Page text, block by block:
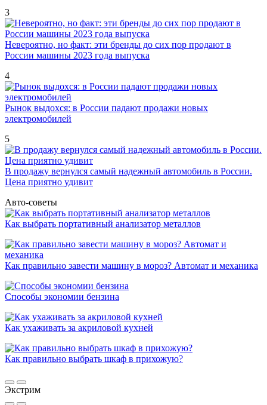
3
Невероятно, но факт: эти бренды до сих пор продают в
России машины 2023 года выпуска
4
Рынок выдохся: в России падают продажи новых
электромобилей
5
В продажу вернулся самый надежный автомобиль в России.
Цена приятно удивит
Авто-советы
Как выбрать портативный анализатор металлов
Как правильно завести машину в мороз? Автомат и механика
Способы экономии бензина
Как ухаживать за акриловой кухней
Как правильно выбрать шкаф в прихожую?
Экстрим